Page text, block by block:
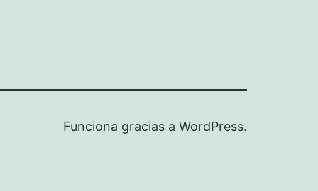
Funciona gracias a WordPress.